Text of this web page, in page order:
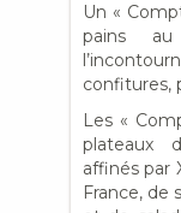
Un «
pains
confitures,
Les «
plateaux
affinés par
France, de